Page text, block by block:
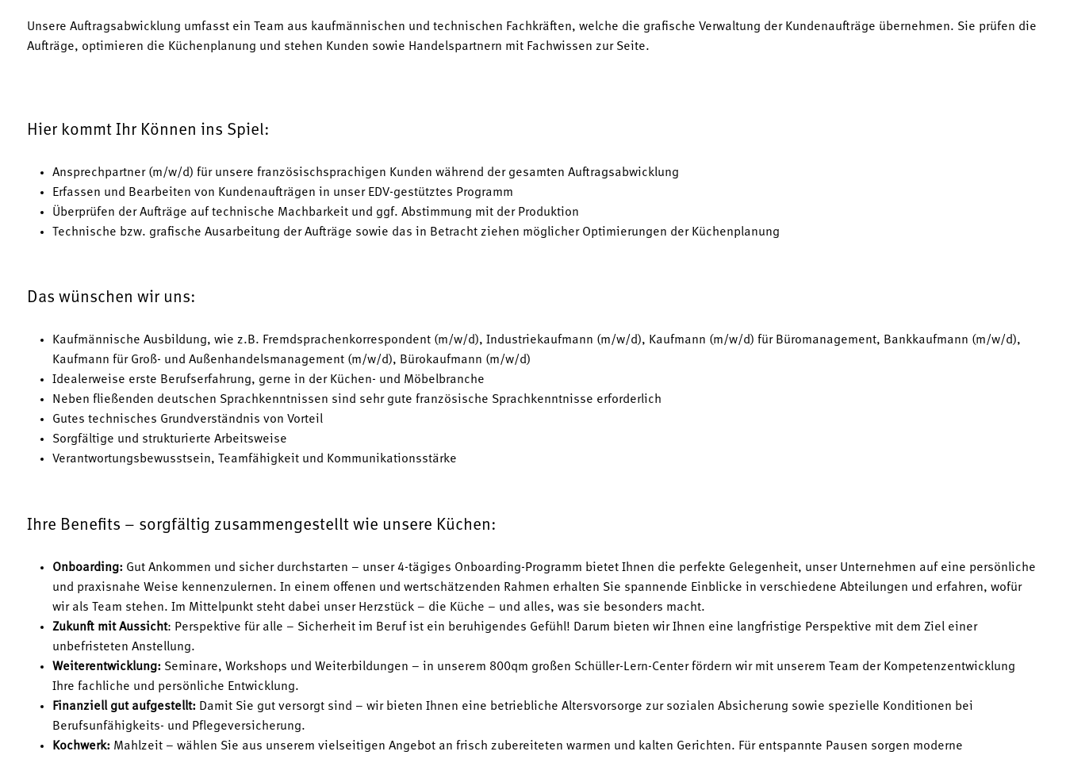
Unsere Auftragsabwicklung umfasst ein Team aus kaufmännischen und technischen Fachkräften, welche die grafische Verwaltung der Kundenaufträge übernehmen. Sie prüfen die
Aufträge, optimieren die Küchenplanung und stehen Kunden sowie Handelspartnern mit Fachwissen zur Seite.
Hier kommt Ihr Können ins Spiel:
Ansprechpartner (m/w/d) für unsere französischsprachigen Kunden während der gesamten Auftragsabwicklung
Erfassen und Bearbeiten von Kundenaufträgen in unser EDV-gestütztes Programm
Überprüfen der Aufträge auf technische Machbarkeit und ggf. Abstimmung mit der Produktion
Technische bzw. grafische Ausarbeitung der Aufträge sowie das in Betracht ziehen möglicher Optimierungen der Küchenplanung
Das wünschen wir uns:
Kaufmännische Ausbildung, wie z.B. Fremdsprachenkorrespondent (m/w/d), Industriekaufmann (m/w/d), Kaufmann (m/w/d) für Büromanagement, Bankkaufmann (m/w/d),
Kaufmann für Groß- und Außenhandelsmanagement (m/w/d), Bürokaufmann (m/w/d)
Idealerweise erste Berufserfahrung, gerne in der Küchen- und Möbelbranche
Neben fließenden deutschen Sprachkenntnissen sind sehr gute französische Sprachkenntnisse erforderlich
Gutes technisches Grundverständnis von Vorteil
Sorgfältige und strukturierte Arbeitsweise
Verantwortungsbewusstsein, Teamfähigkeit und Kommunikationsstärke
Ihre Benefits – sorgfältig zusammengestellt wie unsere Küchen:
Onboarding: Gut Ankommen und sicher durchstarten – unser 4-tägiges Onboarding-Programm bietet Ihnen die perfekte Gelegenheit, unser Unternehmen auf eine persönliche
und praxisnahe Weise kennenzulernen. In einem offenen und wertschätzenden Rahmen erhalten Sie spannende Einblicke in verschiedene Abteilungen und erfahren, wofür
wir als Team stehen. Im Mittelpunkt steht dabei unser Herzstück – die Küche – und alles, was sie besonders macht.
Zukunft mit Aussicht: Perspektive für alle – Sicherheit im Beruf ist ein beruhigendes Gefühl! Darum bieten wir Ihnen eine langfristige Perspektive mit dem Ziel einer
unbefristeten Anstellung.
Weiterentwicklung: Seminare, Workshops und Weiterbildungen – in unserem 800qm großen Schüller-Lern-Center fördern wir mit unserem Team der Kompetenzentwicklung
Ihre fachliche und persönliche Entwicklung.
Finanziell gut aufgestellt: Damit Sie gut versorgt sind – wir bieten Ihnen eine betriebliche Altersvorsorge zur sozialen Absicherung sowie spezielle Konditionen bei
Berufsunfähigkeits- und Pflegeversicherung.
Kochwerk: Mahlzeit – wählen Sie aus unserem vielseitigen Angebot an frisch zubereiteten warmen und kalten Gerichten. Für entspannte Pausen sorgen moderne